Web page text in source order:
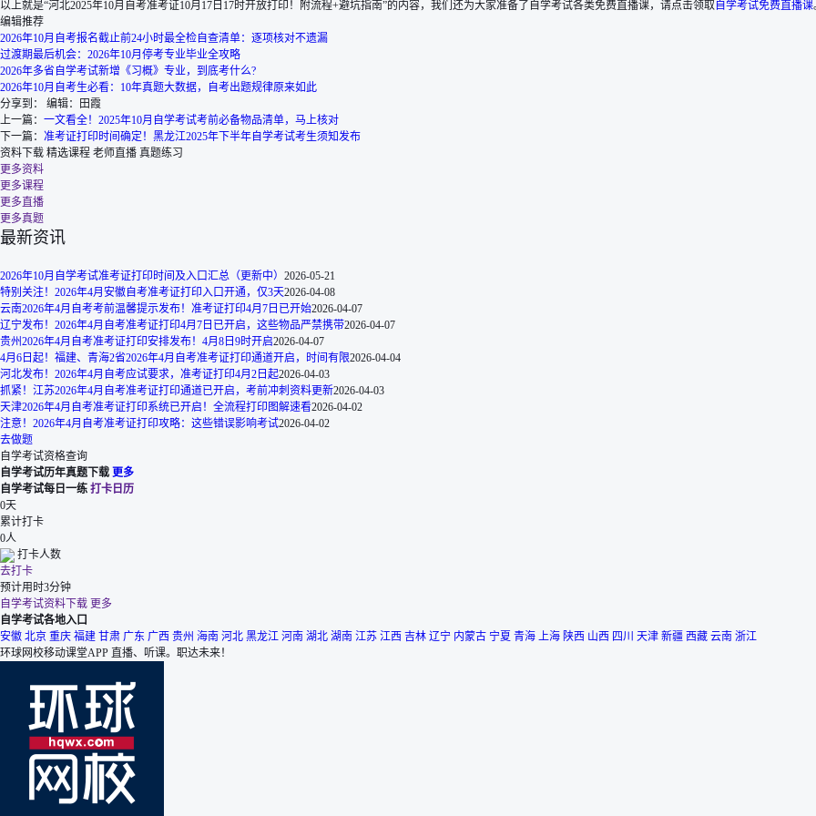
以上就是“河北2025年10月自考准考证10月17日17时开放打印！附流程+避坑指南”的内容，我们还为大家准备了自学考试各类免费直播课，请点击领取自学考试免费直播课
编辑推荐
2026年10月自考报名截止前24小时最全检自查清单：逐项核对不遗漏
过渡期最后机会：2026年10月停考专业毕业全攻略
2026年多省自学考试新增《习概》专业，到底考什么?
2026年10月自考生必看：10年真题大数据，自考出题规律原来如此
分享到：
编辑：田霞
上一篇： 一文看全！2025年10月自学考试考前必备物品清单，马上核对
下一篇： 准考证打印时间确定！黑龙江2025年下半年自学考试考生须知发布
资料下载 精选课程 老师直播 真题练习
更多资料
更多课程
更多直播
更多真题
最新资讯
2026年10月自学考试准考证打印时间及入口汇总（更新中） 2026-05-21
特别关注！2026年4月安徽自考准考证打印入口开通，仅3天2026-04-08
云南2026年4月自考考前温馨提示发布！准考证打印4月7日已开始2026-04-07
辽宁发布！2026年4月自考准考证打印4月7日已开启，这些物品严禁携带2026-04-07
贵州2026年4月自考准考证打印安排发布！4月8日9时开启2026-04-07
4月6日起！福建、青海2省2026年4月自考准考证打印通道开启，时间有限2026-04-04
河北发布！2026年4月自考应试要求，准考证打印4月2日起2026-04-03
抓紧！江苏2026年4月自考准考证打印通道已开启，考前冲刺资料更新2026-04-03
天津2026年4月自考准考证打印系统已开启！全流程打印图解速看2026-04-02
注意！2026年4月自考准考证打印攻略：这些错误影响考试2026-04-02
去做题
自学考试资格查询
自学考试历年真题下载 更多
自学考试每日一练 打卡日历
0天
累计打卡
0人
打卡人数
去打卡
预计用时3分钟
自学考试资料下载 更多
自学考试各地入口
安徽 北京 重庆 福建 甘肃 广东 广西 贵州 海南 河北 黑龙江 河南 湖北 湖南 江苏 江西 吉林 辽宁 内蒙古 宁夏 青海 上海 陕西 山西 四川 天津 新疆 西藏 云南 浙江
环球网校移动课堂APP 直播、听课。职达未来！